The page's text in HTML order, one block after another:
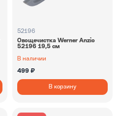
52196
Овощечистка Werner Anzio
52196 19,5 см
В наличии
499 ₽
В корзину